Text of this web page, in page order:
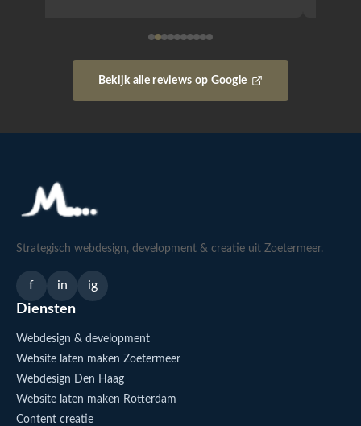
Bekijk alle reviews op Google
Strategisch webdesign, development & creatie uit Zoetermeer.
f in ig
Diensten
Webdesign & development
Website laten maken Zoetermeer
Webdesign Den Haag
Website laten maken Rotterdam
Content creatie